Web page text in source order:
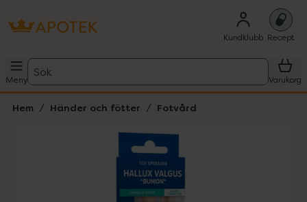
Kundklubb Recept
Meny
Sök
Varukorg
Hem Händer och fötter Fotvård
Lista: . Innehåller 1 objekt.